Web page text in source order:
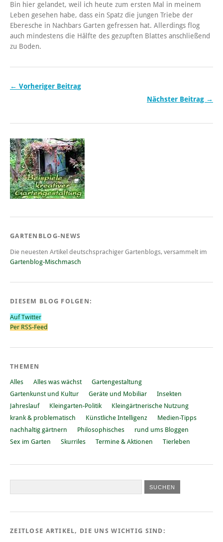
Bin hier gelandet, weil ich heute zum ersten Mal in meinem
Leben gesehen habe, dass ein Spatz die jungen Triebe der
Eberesche in Nachbars Garten gefressen hat. Allerdings flog
auch mindestens die Hälfte des gezupften Blattes anschließend
zu Boden.
← Vorheriger Beitrag
Nächster Beitrag →
GARTENBLOG-NEWS
Die neuesten Artikel deutschsprachiger Gartenblogs, versammelt im
Gartenblog-Mischmasch
DIESEM BLOG FOLGEN:
Auf Twitter
Per RSS-Feed
THEMEN
Alles Alles was wächst
Gartengestaltung
Gartenkunst und Kultur
Geräte und Mobiliar
Insekten
Jahreslauf
Kleingarten-Politik
Kleingärtnerische Nutzung
krank & problematisch
Künstliche Intelligenz
Medien-Tipps
nachhaltig gärtnern
Philosophisches
rund ums Bloggen
Sex im Garten
Skurriles Termine & Aktionen Tierleben
ZEITLOSE ARTIKEL, DIE UNS WICHTIG SIND: